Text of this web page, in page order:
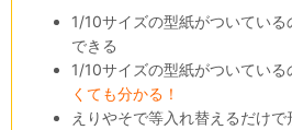
1/10サイズの型紙がついている
できる
1/10サイズの型紙がついている
くても分かる！
えりやそで等入れ替えるだけ